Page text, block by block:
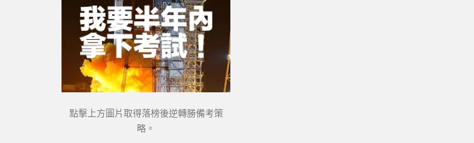
點擊上方圖片取得落榜後逆轉勝備考策
略。